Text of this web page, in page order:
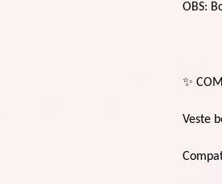
OBS:
✨
Veste